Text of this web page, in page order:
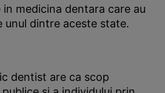
medicina dentara care au
dintre aceste state.
dentist are ca scop